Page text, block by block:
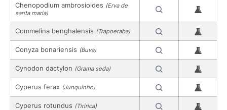
Chenopodium ambrosioides (Erva de
santa maria)
Commelina benghalensis (Trapoeraba)
Conyza bonariensis (Buva)
Cynodon dactylon (Grama seda)
Cyperus ferax (Junquinho)
Cyperus rotundus (Tiririca)